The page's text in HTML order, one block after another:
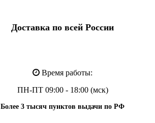
Доставка по всей России
Время работы:
ПН-ПТ 09:00 - 18:00 (мск)
Более 3 тысяч пунктов выдачи по РФ